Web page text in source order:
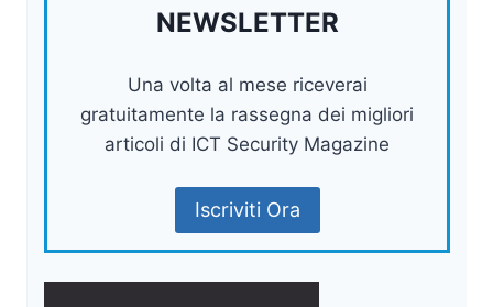
NEWSLETTER
Una volta al mese riceverai
gratuitamente la rassegna dei migliori
articoli di ICT Security Magazine
Iscriviti Ora